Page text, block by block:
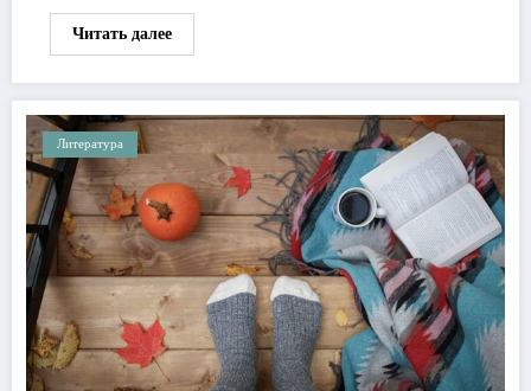
Читать далее
Литература